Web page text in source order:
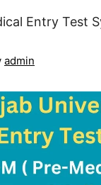
Entry Test
admin